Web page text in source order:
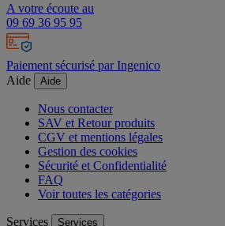
A votre écoute au
09 69 36 95 95
Paiement sécurisé par Ingenico
Aide
Aide
Nous contacter
SAV et Retour produits
CGV et mentions légales
Gestion des cookies
Sécurité et Confidentialité
FAQ
Voir toutes les catégories
Services Services